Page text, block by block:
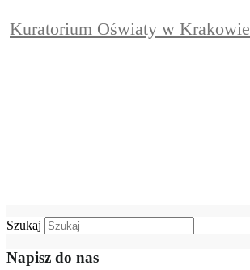
Kuratorium Oświaty w Krakowie
Szukaj
Napisz do nas